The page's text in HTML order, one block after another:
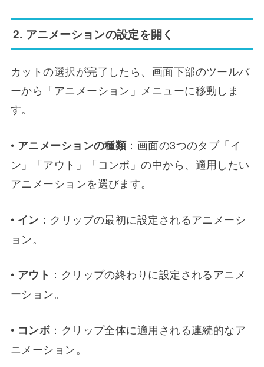
2. アニメーションの設定を開く
カットの選択が完了したら、画面下部のツールバ
ーから「アニメーション」メニューに移動しま
す。
• アニメーションの種類：画面の3つのタブ「イ
ン」「アウト」「コンボ」の中から、適用したい
アニメーションを選びます。
• イン ：クリップの最初に設定されるアニメーシ
ョン。
• アウト ：クリップの終わりに設定されるアニメ
ーション。
• コンボ ：クリップ全体に適用される連続的なア
ニメーション。